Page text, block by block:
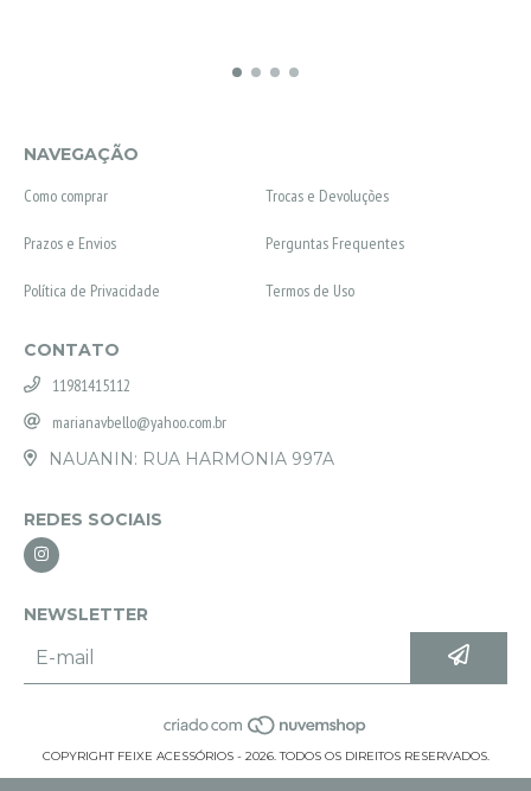
NAVEGAÇÃO
Como comprar
Trocas e Devoluções
Prazos e Envios Perguntas Frequentes
Política de Privacidade Termos de Uso
CONTATO
11981415112
marianavbello@yahoo.com.br
NAUANIN: RUA HARMONIA 997A
REDES SOCIAIS
NEWSLETTER
COPYRIGHT FEIXE ACESSÓRIOS - 2026. TODOS OS DIREITOS RESERVADOS.